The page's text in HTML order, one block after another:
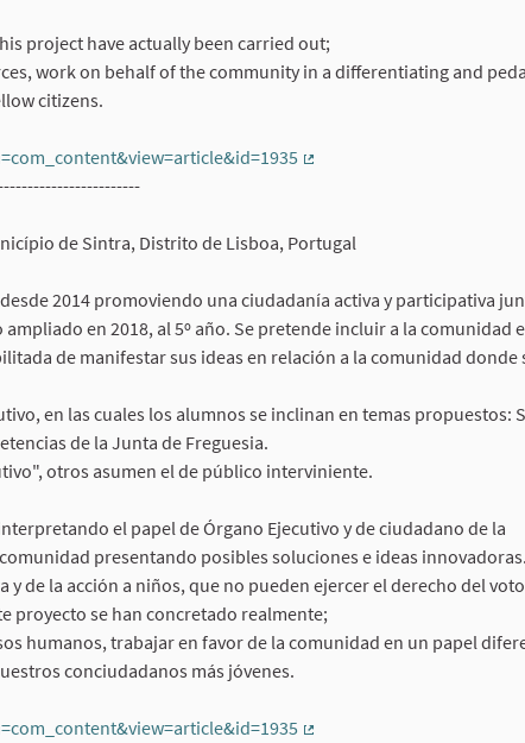
project have actually been carried out;
work on behalf of the community in a differentiating and
citizens.
de Sintra, Distrito de Lisboa, Portugal
2014 promoviendo una ciudadanía activa y participativa
en 2018, al 5º año. Se pretende incluir a la comunidad
de manifestar sus ideas en relación a la comunidad donde
en las cuales los alumnos se inclinan en temas propuestos:
de la Junta de Freguesia.
otros asumen el de público interviniente.
el papel de Órgano Ejecutivo y de ciudadano de la
presentando posibles soluciones e ideas innovadoras.
de la acción a niños, que no pueden ejercer el derecho del
proyecto se han concretado realmente;
humanos, trabajar en favor de la comunidad en un papel
conciudadanos más jóvenes.